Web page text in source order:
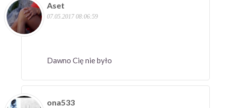
Aset
07.05.2017 08:06:59
Dawno Cię nie było
ona533